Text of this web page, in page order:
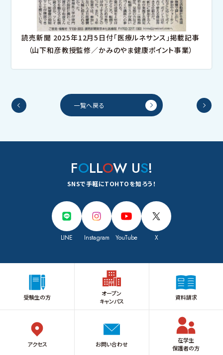
読売新聞 2025年12月5日付「医療ルネサンス」掲載記事
（山下和彦教授監修／かみのやま健康ポイント事業）
一覧へ戻る
FOLLOW US!
SNSで手軽にTOHTOを知ろう！
LINE Instagram YouTube X
受験生の方
オープン
キャンパス
資料請求
アクセス お問い合わせ
在学生
保護者の方